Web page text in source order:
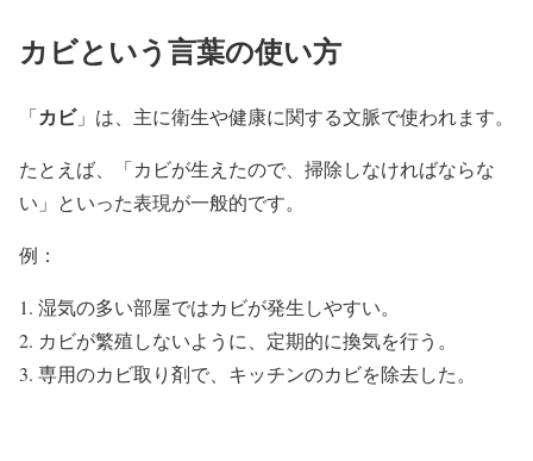
カビという言葉の使い方
「カビ」は、主に衛生や健康に関する文脈で使われます。
たとえば、「カビが生えたので、掃除しなければならな
い」といった表現が一般的です。
例：
湿気の多い部屋ではカビが発生しやすい。
カビが繁殖しないように、定期的に換気を行う。
専用のカビ取り剤で、キッチンのカビを除去した。